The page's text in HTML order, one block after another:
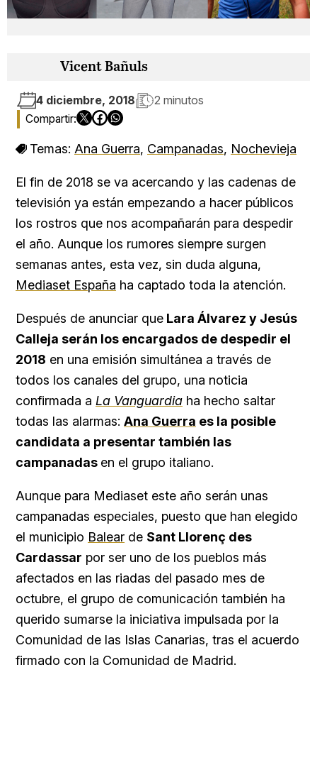
Vicent Bañuls
4 diciembre, 2018 2 minutos
Temas: Ana Guerra, Campanadas, Nochevieja
El fin de 2018 se va acercando y las cadenas de
televisión ya están empezando a hacer públicos
los rostros que nos acompañarán para despedir
el año. Aunque los rumores siempre surgen
semanas antes, esta vez, sin duda alguna,
Mediaset España ha captado toda la atención.
Después de anunciar que Lara Álvarez y Jesús
Calleja serán los encargados de despedir el
2018 en una emisión simultánea a través de
todos los canales del grupo, una noticia
confirmada a La Vanguardia ha hecho saltar
todas las alarmas: Ana Guerra es la posible
candidata a presentar también las
campanadas en el grupo italiano.
Aunque para Mediaset este año serán unas
campanadas especiales, puesto que han elegido
el municipio Balear de Sant Llorenç des
Cardassar por ser uno de los pueblos más
afectados en las riadas del pasado mes de
octubre, el grupo de comunicación también ha
querido sumarse la iniciativa impulsada por la
Comunidad de las Islas Canarias, tras el acuerdo
firmado con la Comunidad de Madrid.